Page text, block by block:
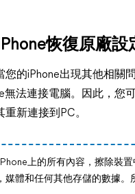
恢復原廠設
您的iPhone出現其他相關
無法連接電腦。因此，您
新連接到PC。
上的所有內容，擦除裝
媒體和任何其他存儲的數據。